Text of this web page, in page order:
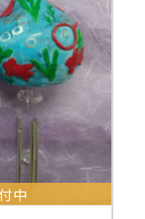
中